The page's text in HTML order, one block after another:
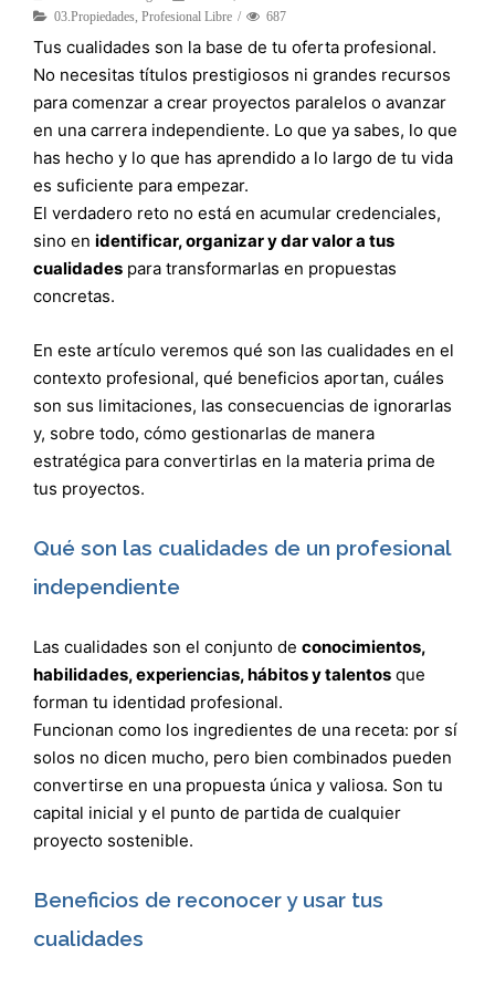
03.Propiedades, Profesional Libre 687
Tus cualidades son la base de tu oferta profesional.
No necesitas títulos prestigiosos ni grandes recursos
para comenzar a crear proyectos paralelos o avanzar
en una carrera independiente. Lo que ya sabes, lo que
has hecho y lo que has aprendido a lo largo de tu vida
es suficiente para empezar.
El verdadero reto no está en acumular credenciales,
sino en identificar, organizar y dar valor a tus
cualidades para transformarlas en propuestas
concretas.
En este artículo veremos qué son las cualidades en el
contexto profesional, qué beneficios aportan, cuáles
son sus limitaciones, las consecuencias de ignorarlas
y, sobre todo, cómo gestionarlas de manera
estratégica para convertirlas en la materia prima de
tus proyectos.
Qué son las cualidades de un profesional
independiente
Las cualidades son el conjunto de conocimientos,
habilidades, experiencias, hábitos y talentos que
forman tu identidad profesional.
Funcionan como los ingredientes de una receta: por sí
solos no dicen mucho, pero bien combinados pueden
convertirse en una propuesta única y valiosa. Son tu
capital inicial y el punto de partida de cualquier
proyecto sostenible.
Beneficios de reconocer y usar tus
cualidades